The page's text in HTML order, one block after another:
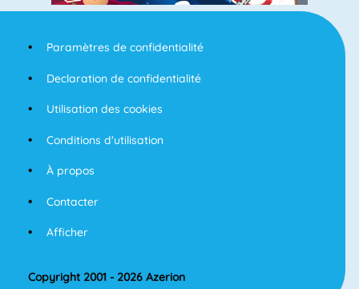
Paramètres de confidentialité
Declaration de confidentialité
Utilisation des cookies
Conditions d'utilisation
À propos
Contacter
Afficher
Copyright 2001 - 2026 Azerion